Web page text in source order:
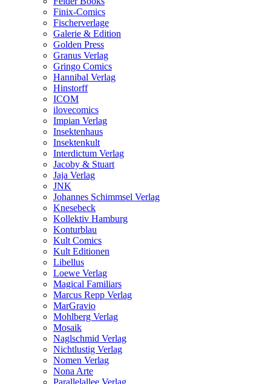
Finix-Comics
Fischerverlage
Galerie & Edition
Golden Press
Granus Verlag
Gringo Comics
Hannibal Verlag
Hinstorff
ICOM
ilovecomics
Impian Verlag
Insektenhaus
Insektenkult
Interdictum Verlag
Jacoby & Stuart
Jaja Verlag
JNK
Johannes Schimmsel Verlag
Knesebeck
Kollektiv Hamburg
Konturblau
Kult Comics
Kult Editionen
Libellus
Loewe Verlag
Magical Familiars
Marcus Repp Verlag
MarGravio
Mohlberg Verlag
Mosaik
Naglschmid Verlag
Nichtlustig Verlag
Nomen Verlag
Nona Arte
Parallelallee Verlag